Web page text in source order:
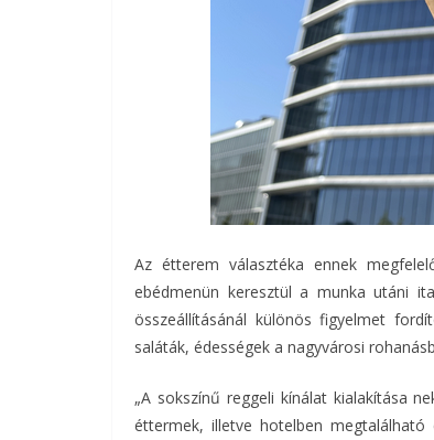
Az étterem választéka ennek
ebédmenün keresztül a munka utáni
összeállításánál különös figyelmet
saláták, édességek a nagyvárosi
„A sokszínű reggeli kínálat kialakítása
éttermek, illetve hotelben